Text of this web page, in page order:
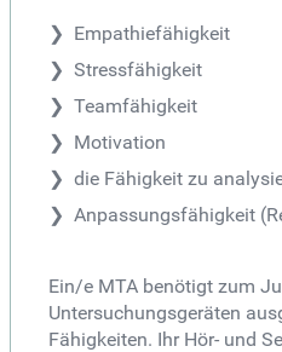
Empathiefähigkeit
Stressfähigkeit
Teamfähigkeit
Motivation
die Fähigkeit zu
Anpassungsfähigkeit
Ein/e MTA benötigt zum
Untersuchungsgeräten
Fähigkeiten. Ihr Hör- und